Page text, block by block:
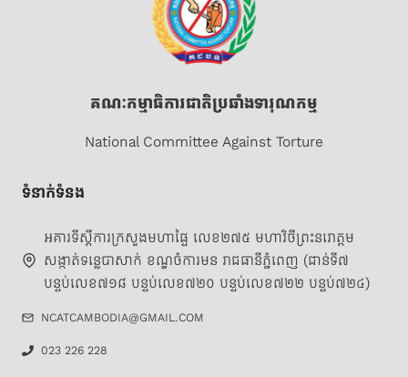
គណៈកម្មាធិការជាតិប្រឆាំងទារុណកម្ម
National Committee Against Torture
ទំនាក់ទំនង
អគារទីស្តីការក្រសួងមហាផ្ទៃ លេខ២៧៥ មហាវិថីព្រះនរោត្តម
សង្កាត់ទន្លេបាសាក់ ខណ្ឌចំការមន រាជធានីភ្នំពេញ (ជាន់ទី៧
បន្ទប់លេខ៧១៨ បន្ទប់លេខ៧២០ បន្ទប់លេខ៧២២ បន្ទប់៧២៤)
NCATCAMBODIA@GMAIL.COM
023 226 228